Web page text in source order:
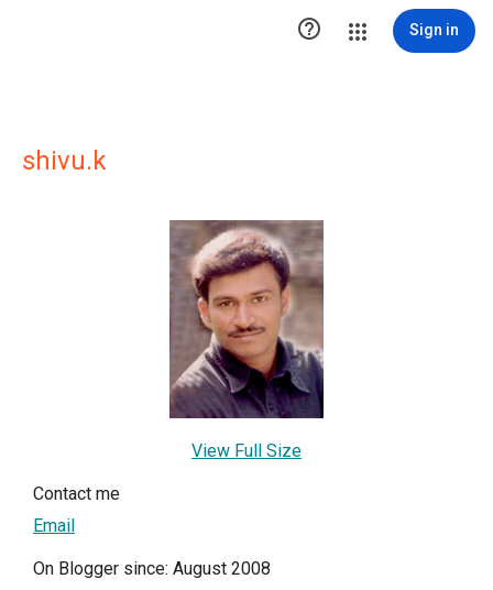
 Sign in
shivu.k
View Full Size
Contact me
Email
On Blogger since: August 2008